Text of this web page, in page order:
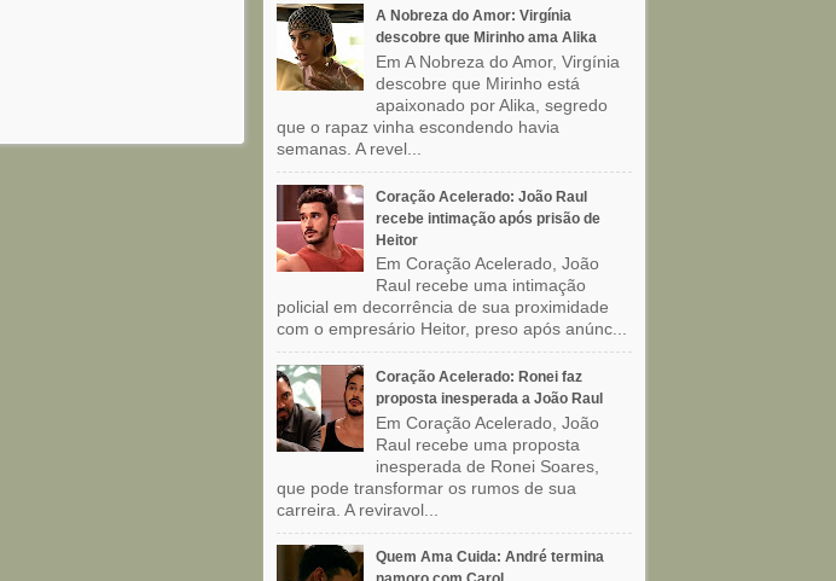
A Nobreza do Amor: Virgínia
descobre que Mirinho ama Alika
Em A Nobreza do Amor, Virgínia
descobre que Mirinho está
apaixonado por Alika, segredo
que o rapaz vinha escondendo havia
semanas. A revel...
Coração Acelerado: João Raul
recebe intimação após prisão de
Heitor
Em Coração Acelerado, João
Raul recebe uma intimação
policial em decorrência de sua proximidade
com o empresário Heitor, preso após anúnc...
Coração Acelerado: Ronei faz
proposta inesperada a João Raul
Em Coração Acelerado, João
Raul recebe uma proposta
inesperada de Ronei Soares,
que pode transformar os rumos de sua
carreira. A reviravol...
Quem Ama Cuida: André termina